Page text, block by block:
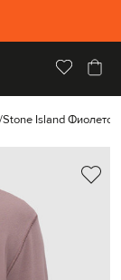
Stone Island